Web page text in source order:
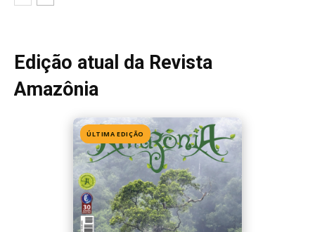
Edição 155· Julho 2026
📖 Ler agora